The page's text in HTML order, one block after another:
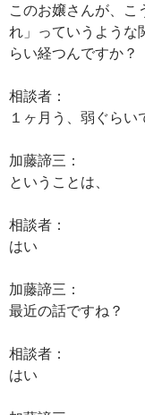
このお嬢さんが、こ
れ」っていうような
らい経つんですか？
相談者：
１ヶ月う、弱ぐらい
加藤諦三：
ということは、
相談者：
はい
加藤諦三：
最近の話ですね？
相談者：
はい